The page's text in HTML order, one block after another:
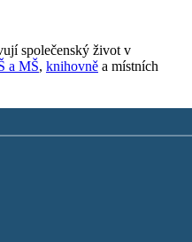
společenský život v
a MŠ, knihovně a místních